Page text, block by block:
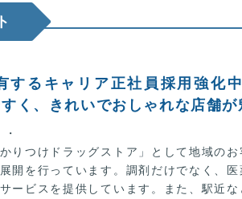
するキャリア正社員採用強化
く、きれいでおしゃれな店舗
りつけドラッグストア」として地域の
開を行っています。調剤だけでなく、
ービスを提供しています。また、駅近